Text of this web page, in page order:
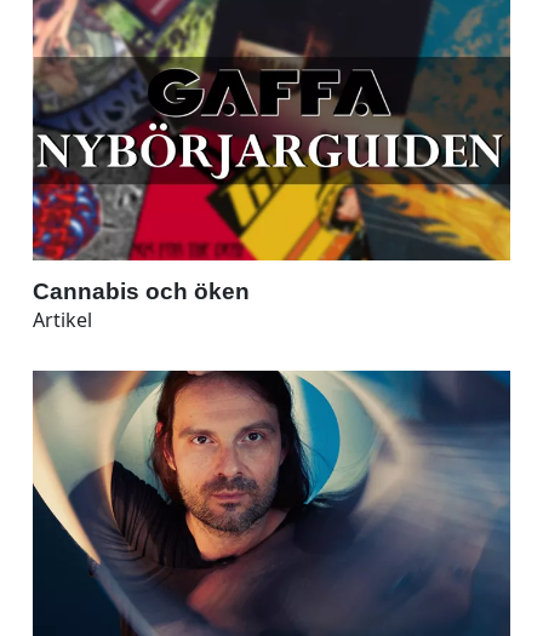
Cannabis och öken
Artikel